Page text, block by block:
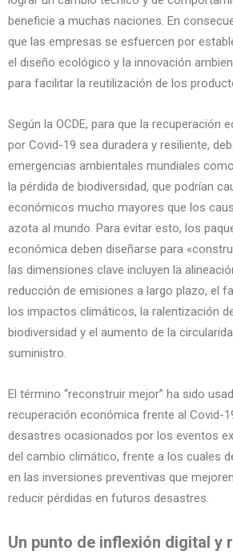
beneficie a muchas naciones. En
que las empresas se esfuercen por
el diseño ecológico y la innovación
para facilitar la reutilización de los
Según la OCDE, para que la recuperación
por Covid-19 sea duradera y resiliente,
emergencias ambientales mundiales
la pérdida de biodiversidad, que podrían
económicos mucho mayores que los
azota al mundo. Para evitar esto, los
económica deben diseñarse para
las dimensiones clave incluyen la
reducción de emisiones a largo plazo, el
los impactos climáticos, la ralentización
biodiversidad y el aumento de la
suministro.
El término “reconstruir mejor” ha sido
recuperación económica frente al Covid-
desastres ocasionados por los eventos
del cambio climático, frente a los cuales
en las inversiones preventivas que
reducir pérdidas en futuros desastres.
Un punto de inflexión digital y